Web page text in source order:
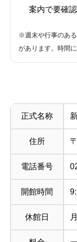
案内で要確認
※週末や行事のあ
があります。時間
正式名称
住所
電話番号
開館時間
休館日